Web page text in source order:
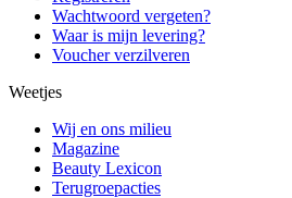
Wachtwoord vergeten?
Waar is mijn levering?
Voucher verzilveren
Weetjes
Wij en ons milieu
Magazine
Beauty Lexicon
Terugroepacties